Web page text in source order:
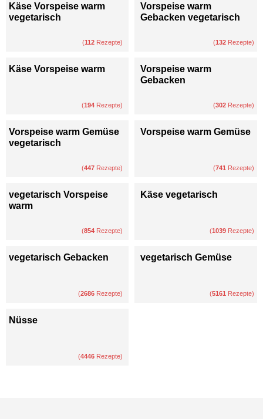
Käse Vorspeise warm
vegetarisch
(112 Rezepte)
Vorspeise warm
Gebacken vegetarisch
(132 Rezepte)
Käse Vorspeise warm
(194 Rezepte)
Vorspeise warm
Gebacken
(302 Rezepte)
Vorspeise warm Gemüse
vegetarisch
(447 Rezepte)
Vorspeise warm Gemüse
(741 Rezepte)
vegetarisch Vorspeise
warm
(854 Rezepte)
Käse vegetarisch
(1039 Rezepte)
vegetarisch Gebacken
(2686 Rezepte)
vegetarisch Gemüse
(5161 Rezepte)
Nüsse
(4446 Rezepte)